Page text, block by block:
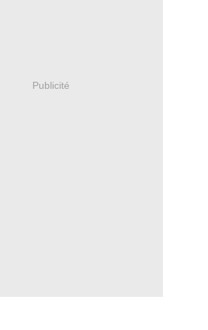
Publicité